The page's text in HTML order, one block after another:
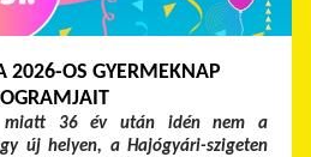
2026-OS GYERMEKNAP
miatt 36 év után idén nem a
új helyen, a Hajógyári-szigeten